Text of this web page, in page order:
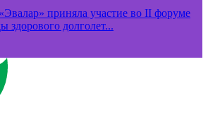
приняла участие во II форуме
здорового долголет...